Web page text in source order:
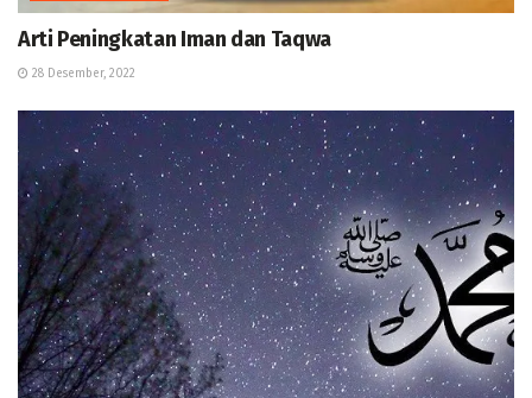
Arti Peningkatan Iman dan Taqwa
28 Desember, 2022